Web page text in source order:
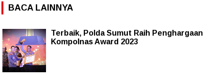
BACA LAINNYA
Terbaik, Polda Sumut Raih Penghargaan
Kompolnas Award 2023